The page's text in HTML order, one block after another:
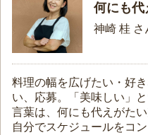
何にも代
神崎 桂 さ
料理の幅を広げたい・好
い、応募。「美味しい」
言葉は、何にも代えがた
自分でスケジュールをコ